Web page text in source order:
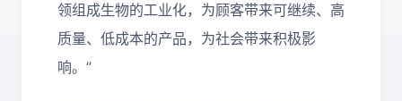
领组成生物的工业化，为顾客带来可继续、高
质量、低成本的产品，为社会带来积极影
响。”